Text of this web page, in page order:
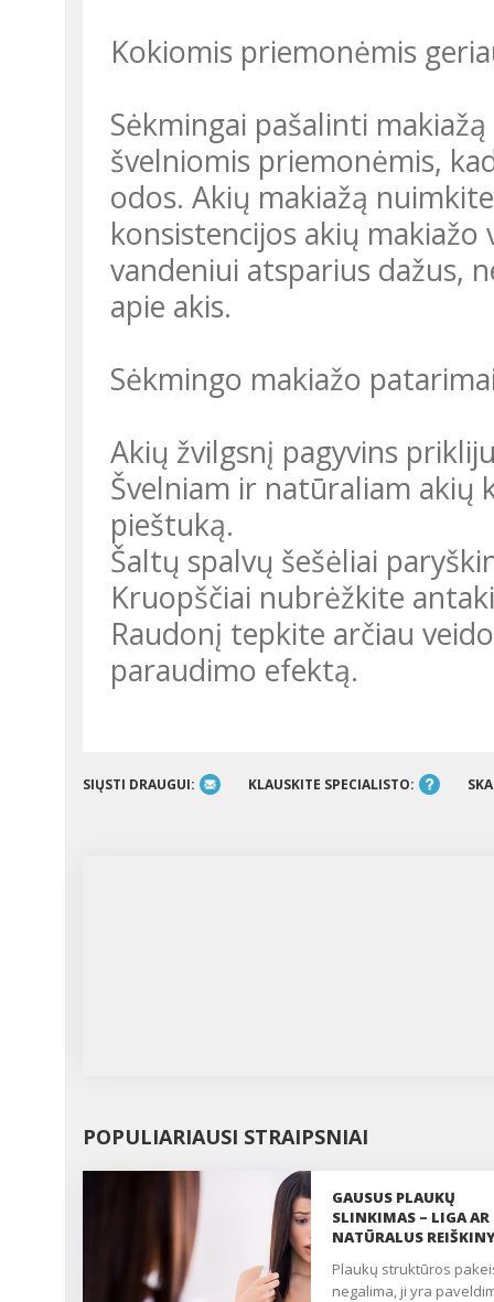
Kokiomis priemonėmis
Sėkmingai pašalinti
švelniomis priemonėmis,
odos. Akių makiažą
konsistencijos akių makiažo
vandeniui atsparius dažus,
apie akis.
Sėkmingo makiažo
Akių žvilgsnį pagyvins
Švelniam ir natūraliam
pieštuką.
Šaltų spalvų šešėliai
Kruopščiai nubrėžkite
Raudonį tepkite arčiau
paraudimo efektą.
SIŲSTI DRAUGUI: KLAUSKITE SPECIALISTO:
POPULIARIAUSI STRAIPSNIAI
GAUSUS PLAUKŲ
SLINKIMAS – LIGA AR
NATŪRALUS
Plaukų struktūros pakeisti
negalima, ji yra